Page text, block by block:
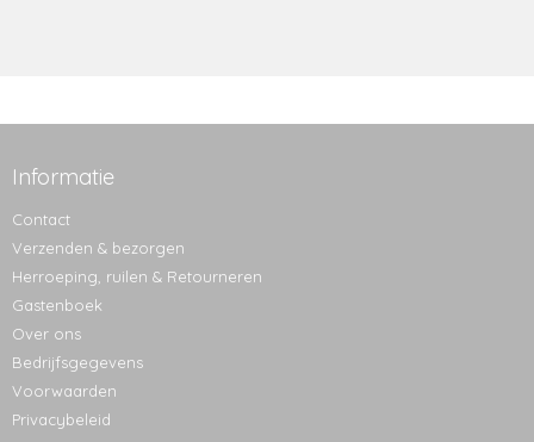
Informatie
Contact
Verzenden & bezorgen
Herroeping, ruilen & Retourneren
Gastenboek
Over ons
Bedrijfsgegevens
Voorwaarden
Privacybeleid